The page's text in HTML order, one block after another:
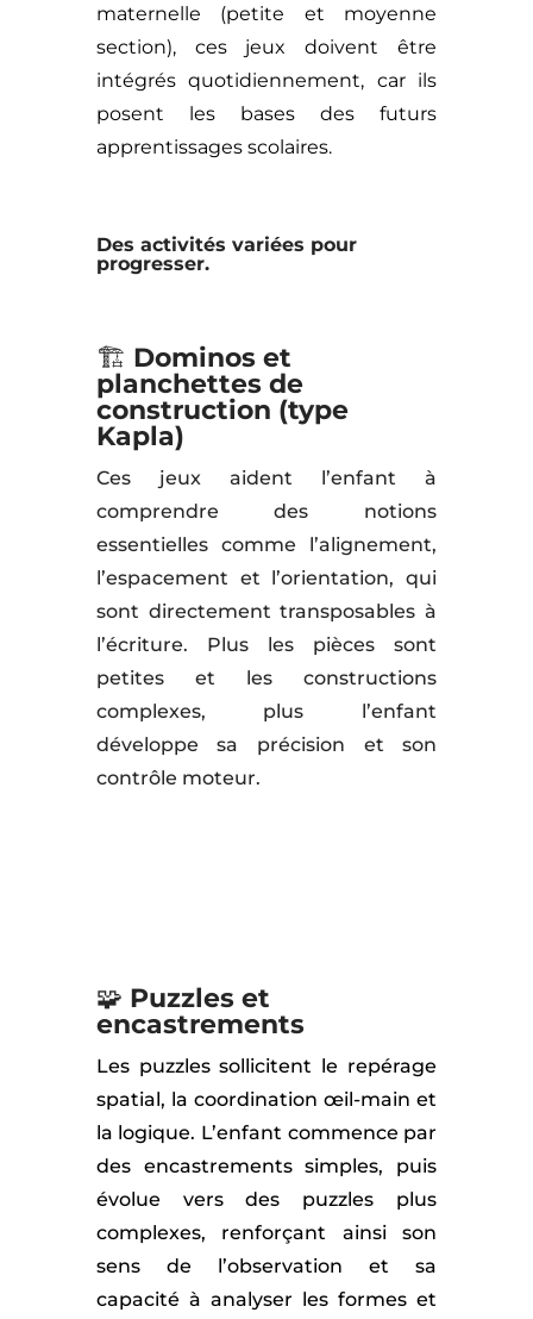
maternelle (petite et moyenne
section), ces jeux doivent être
intégrés quotidiennement, car ils
posent les bases des futurs
apprentissages scolaires.
Des activités variées pour
progresser.
🏗 Dominos et
planchettes de
construction (type
Kapla)
Ces jeux aident l’enfant à
comprendre des notions
essentielles comme l’alignement,
l’espacement et l’orientation, qui
sont directement transposables à
l’écriture. Plus les pièces sont
petites et les constructions
complexes, plus l’enfant
développe sa précision et son
contrôle moteur.
🧩 Puzzles et
encastrements
Les puzzles sollicitent le repérage
spatial, la coordination œil-main et
la logique. L’enfant commence par
des encastrements simples, puis
évolue vers des puzzles plus
complexes, renforçant ainsi son
sens de l’observation et sa
capacité à analyser les formes et